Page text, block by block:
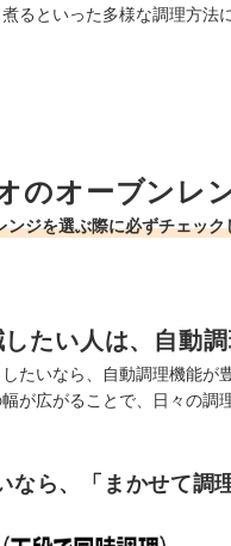
るといった多様な調理方
のオーブンレ
ンジを選ぶ際に必ずチェッ
たい人は、自動
たいなら、自動調理機能が
が広がることで、日々の調
なら、「まかせて調